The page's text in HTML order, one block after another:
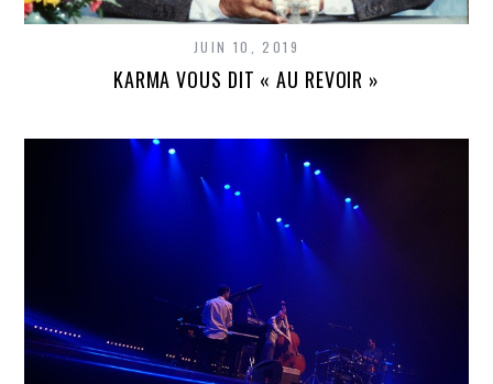
JUIN 10, 2019
KARMA VOUS DIT « AU REVOIR »